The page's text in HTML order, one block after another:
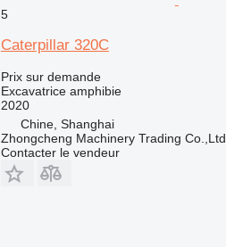
5
Caterpillar 320C
Prix sur demande
Excavatrice amphibie
2020
Chine, Shanghai
Zhongcheng Machinery Trading Co.,Ltd
Contacter le vendeur